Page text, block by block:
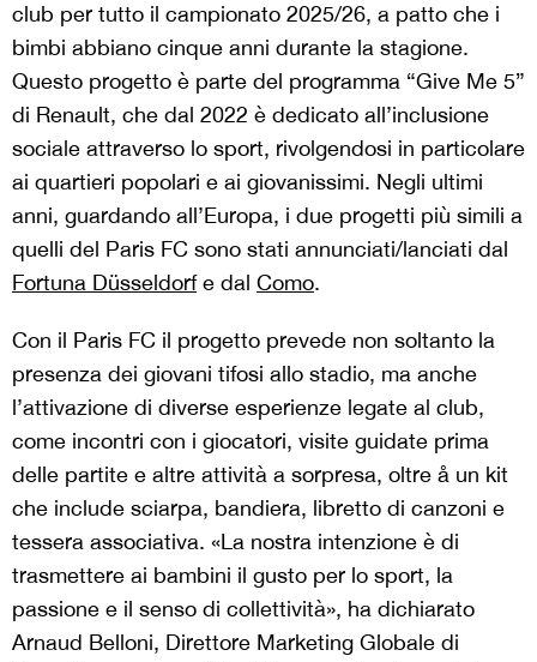
club per tutto il campionato 2025/26, a patto che i
bimbi abbiano cinque anni durante la stagione.
Questo progetto è parte del programma “Give Me 5”
di Renault, che dal 2022 è dedicato all’inclusione
sociale attraverso lo sport, rivolgendosi in particolare
ai quartieri popolari e ai giovanissimi. Negli ultimi
anni, guardando all’Europa, i due progetti più simili a
quelli del Paris FC sono stati annunciati/lanciati dal
Fortuna Düsseldorfe dal Como.
Con il Paris FC il progetto prevede non soltanto la
presenza dei giovani tifosi allo stadio, ma anche
l’attivazione di diverse esperienze legate al club,
come incontri con i giocatori, visite guidate prima
delle partite e altre attività a sorpresa, oltre å un kit
che include sciarpa, bandiera, libretto di canzoni e
tessera associativa. «La nostra intenzione è di
trasmettere ai bambini il gusto per lo sport, la
passione e il senso di collettività», ha dichiarato
Arnaud Belloni, Direttore Marketing Globale di